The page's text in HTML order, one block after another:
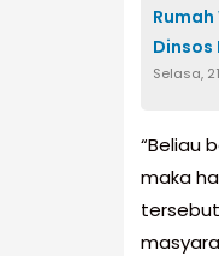
Dinsos
Selasa,
“Beliau
maka